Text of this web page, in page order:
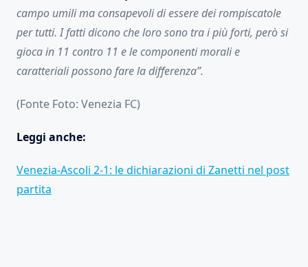
campo umili ma consapevoli di essere dei rompiscatole
per tutti. I fatti dicono che loro sono tra i più forti, però si
gioca in 11 contro 11 e le componenti morali e
caratteriali possono fare la differenza”.
(Fonte Foto: Venezia FC)
Leggi anche:
Venezia-Ascoli 2-1: le dichiarazioni di Zanetti nel post
partita